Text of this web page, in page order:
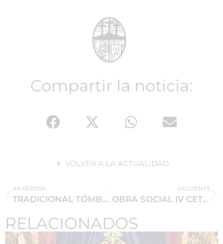
Compartir la noticia:
VOLVER A LA ACTUALIDAD
ANTERIOR
TRADICIONAL TÓMBOLA DE LA HERMANDAD DURANTE LOS DÍAS 26, 27, Y 28 DE DICIEMBRE
SIGUIENTE
OBRA SOCIAL IV CETENARIO CRISTO DEL CALVARIO: CHARLA DE D. ISAAC GARCIA SS.CC. EN NUESTRA CASA DE HERMANDAD
RELACIONADOS